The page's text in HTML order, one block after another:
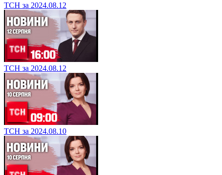
ТСН за 2024.08.12
ТСН за 2024.08.12
ТСН за 2024.08.10